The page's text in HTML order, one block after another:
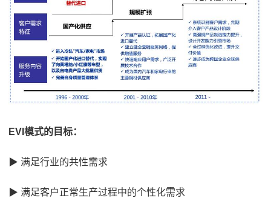
EVI模式的目标：
▶ 满足行业的共性需求
▶ 满足客户正常生产过程中的个性化需求